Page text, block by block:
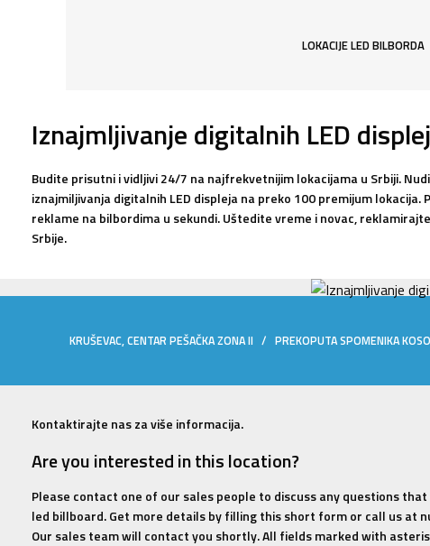
LOKACIJE LED BILBORDA
Iznajmljivanje digitalnih LED
Budite prisutni i vidljivi 24/7 na najfrekvetnijim lokacijama u Srbiji.
iznajmiljivanja digitalnih LED displeja na preko 100 premijum lokacija.
reklame na bilbordima u sekundi. Uštedite vreme i novac,
Srbije.
KRUŠEVAC, CENTAR PEŠAČKA ZONA II / PREKOPUTA SPOMENIKA
Kontaktirajte nas za više informacija.
Are you interested in this location?
Please contact one of our sales people to discuss any questions
led billboard. Get more details by filling this short form or call us at
Our sales team will contact you shortly. All fields marked with